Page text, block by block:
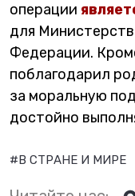
операции
для
Федерации.
поблагодарил
за моральную
достойно
#В СТРАНЕ И МИРЕ